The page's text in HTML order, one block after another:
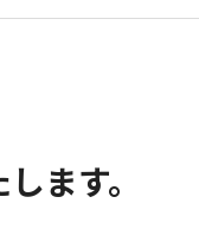
ます。